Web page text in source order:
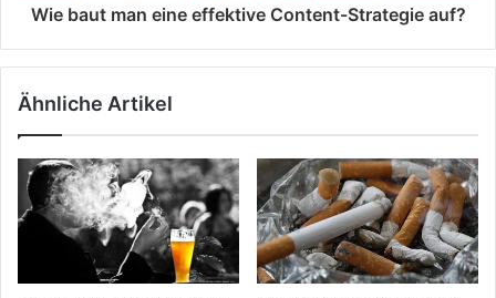
Wie baut man eine effektive Content-Strategie auf?
Ähnliche Artikel